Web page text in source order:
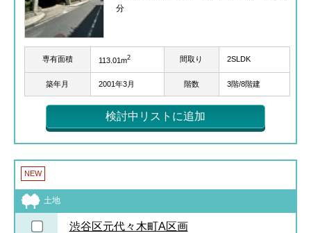
分
専有面積 113.01m2 間取り 2SLDK
築年月 2001年3月 階数 3階/8階建
検討中リストに追加
NEW
土地
渋谷区元代々木町A区画